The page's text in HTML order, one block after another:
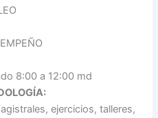
8:00 a 12:00 md
ejercicios, talleres,